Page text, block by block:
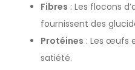
Fibres : Les flocons
fournissent des
Protéines : Les œufs
satiété.